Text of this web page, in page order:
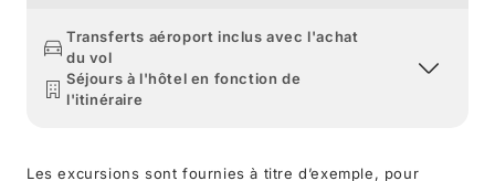
Transferts aéroport inclus avec l'achat
du vol
Séjours à l'hôtel en fonction de
l'itinéraire
Les excursions sont fournies à titre d’exemple, pour